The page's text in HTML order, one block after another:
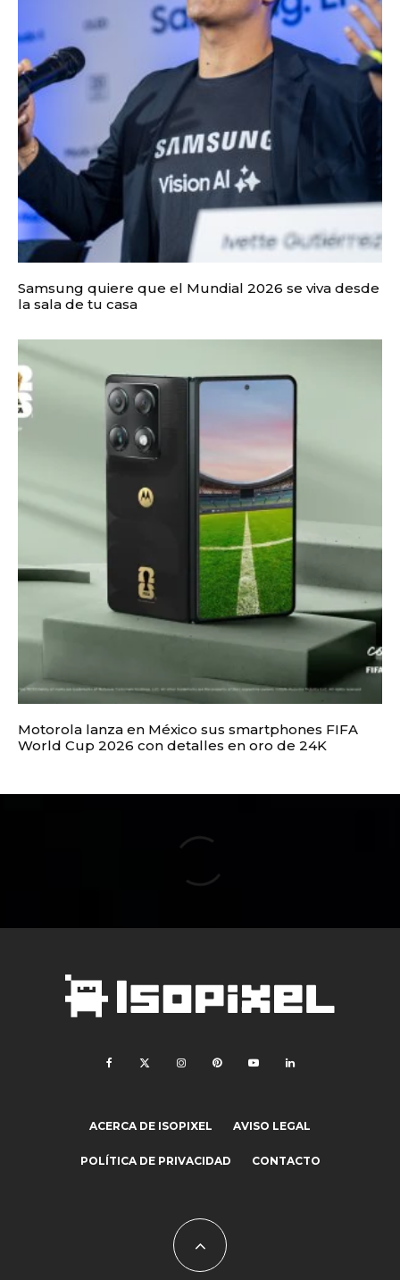
Samsung quiere que el Mundial 2026 se viva desde
la sala de tu casa
Motorola lanza en México sus smartphones FIFA
World Cup 2026 con detalles en oro de 24K
ACERCA DE ISOPIXEL AVISO LEGAL
POLÍTICA DE PRIVACIDAD CONTACTO